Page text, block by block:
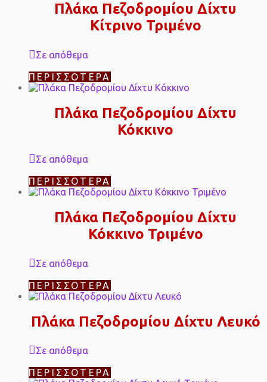
Πλάκα Πεζοδρομίου Δίχτυ
Κίτρινο Τριμένο
Σε απόθεμα
ΠΕΡΙΣΣΌΤΕΡΑ
Πλάκα Πεζοδρομίου Δίχτυ
Κόκκινο
Σε απόθεμα
ΠΕΡΙΣΣΌΤΕΡΑ
Πλάκα Πεζοδρομίου Δίχτυ
Κόκκινο Τριμένο
Σε απόθεμα
ΠΕΡΙΣΣΌΤΕΡΑ
Πλάκα Πεζοδρομίου Δίχτυ Λευκό
Σε απόθεμα
ΠΕΡΙΣΣΌΤΕΡΑ